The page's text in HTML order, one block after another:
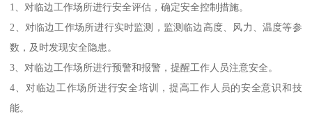
1、对临边工作场所进行安全评估，确定安全控制措施。
2、对临边工作场所进行实时监测，监测临边高度、风力、温度等参
数，及时发现安全隐患。
3、对临边工作场所进行预警和报警，提醒工作人员注意安全。
4、对临边工作场所进行安全培训，提高工作人员的安全意识和技
能。